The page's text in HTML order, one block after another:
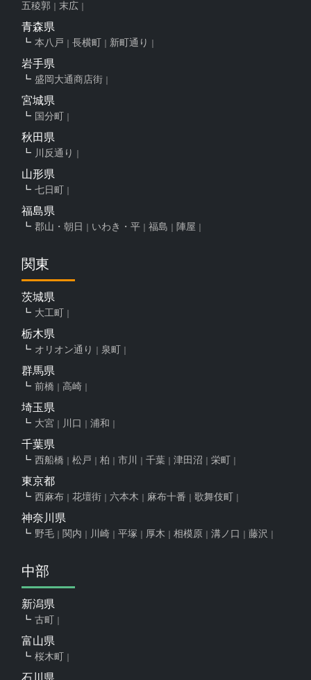
五稜郭 末広
青森県
本八戸 長横町 新町通り
岩手県
盛岡大通商店街
宮城県
国分町
秋田県
川反通り
山形県
七日町
福島県
郡山・朝日 いわき・平 福島 陣屋
関東
茨城県
大工町
栃木県
オリオン通り 泉町
群馬県
前橋 高崎
埼玉県
大宮 川口 浦和
千葉県
西船橋 松戸 柏 市川 千葉 津田沼 栄町
東京都
西麻布 花壇街 六本木 麻布十番 歌舞伎町
神奈川県
野毛 関内 川崎 平塚 厚木 相模原 溝ノ口 藤沢
中部
新潟県
古町
富山県
桜木町